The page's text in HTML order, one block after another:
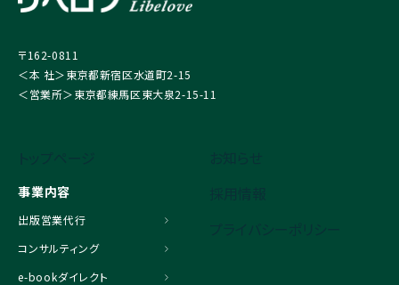
〒162-0811
＜本 社＞東京都新宿区水道町2-15
＜営業所＞東京都練馬区東大泉2-15-11
事業内容
出版営業代行
コンサルティング
e-bookダイレクト